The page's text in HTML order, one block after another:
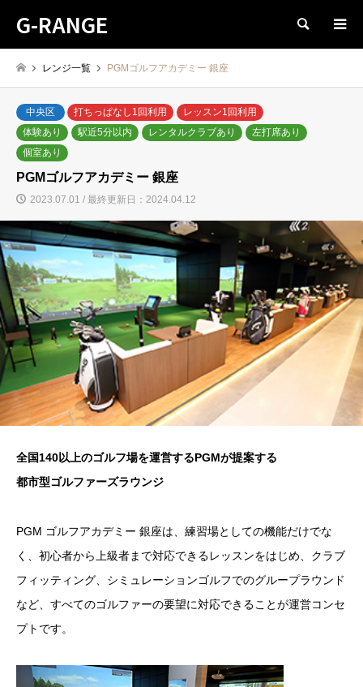
G-RANGE 検索
レンジ一覧 PGMゴルフアカデミー 銀座
中央区 打ちっぱなし1回利用
レッスン1回利用
体験あり
駅近5分以内 レンタルクラブあり
左打席あり
個室あり
PGMゴルフアカデミー 銀座
2023.07.01 / 最終更新日：2024.04.12
全国140以上のゴルフ場を運営するPGMが提案する
都市型ゴルファーズラウンジ
PGM ゴルフアカデミー 銀座は、練習場としての機能だけでな
く、初心者から上級者まで対応できるレッスンをはじめ、クラブ
フィッティング、シミュレーションゴルフでのグループラウンド
など、すべてのゴルファーの要望に対応できることが運営コンセ
プトです。